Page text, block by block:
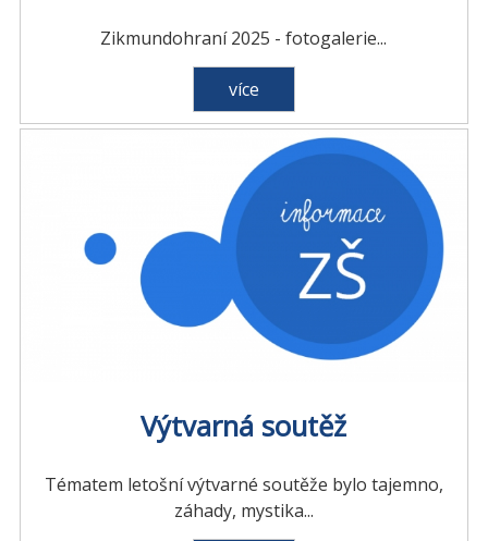
Zikmundohraní 2025 - fotogalerie...
více
Výtvarná soutěž
Tématem letošní výtvarné soutěže bylo tajemno,
záhady, mystika...